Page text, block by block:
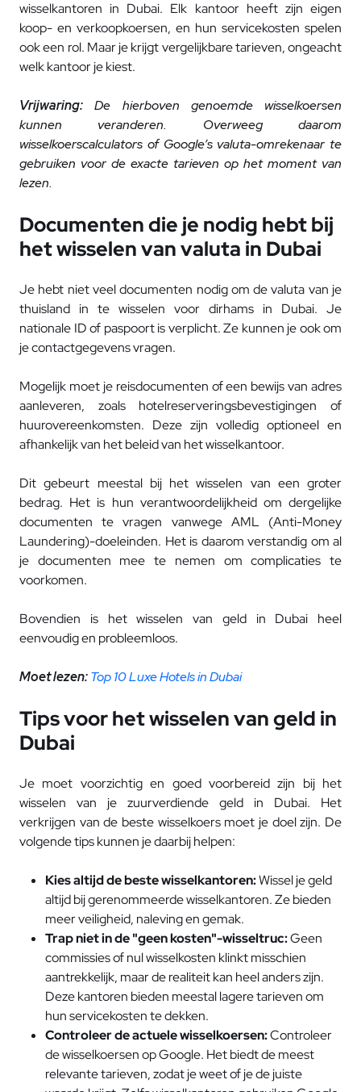
wisselkantoren in Dubai. Elk kantoor heeft zijn eigen
koop- en verkoopkoersen, en hun servicekosten spelen
ook een rol. Maar je krijgt vergelijkbare tarieven, ongeacht
welk kantoor je kiest.
Vrijwaring: De hierboven genoemde wisselkoersen
kunnen veranderen. Overweeg daarom
wisselkoerscalculators of Google’s valuta-omrekenaar te
gebruiken voor de exacte tarieven op het moment van
lezen.
Documenten die je nodig hebt bij
het wisselen van valuta in Dubai
Je hebt niet veel documenten nodig om de valuta van je
thuisland in te wisselen voor dirhams in Dubai. Je
nationale ID of paspoort is verplicht. Ze kunnen je ook om
je contactgegevens vragen.
Mogelijk moet je reisdocumenten of een bewijs van adres
aanleveren, zoals hotelreserveringsbevestigingen of
huurovereenkomsten. Deze zijn volledig optioneel en
afhankelijk van het beleid van het wisselkantoor.
Dit gebeurt meestal bij het wisselen van een groter
bedrag. Het is hun verantwoordelijkheid om dergelijke
documenten te vragen vanwege AML (Anti-Money
Laundering)-doeleinden. Het is daarom verstandig om al
je documenten mee te nemen om complicaties te
voorkomen.
Bovendien is het wisselen van geld in Dubai heel
eenvoudig en probleemloos.
Moet lezen:Top 10 Luxe Hotels in Dubai
Tips voor het wisselen van geld in
Dubai
Je moet voorzichtig en goed voorbereid zijn bij het
wisselen van je zuurverdiende geld in Dubai. Het
verkrijgen van de beste wisselkoers moet je doel zijn. De
volgende tips kunnen je daarbij helpen:
Kies altijd de beste wisselkantoren:Wissel je geld
altijd bij gerenommeerde wisselkantoren. Ze bieden
meer veiligheid, naleving en gemak.
Trap niet in de "geen kosten"-wisseltruc:Geen
commissies of nul wisselkosten klinkt misschien
aantrekkelijk, maar de realiteit kan heel anders zijn.
Deze kantoren bieden meestal lagere tarieven om
hun servicekosten te dekken.
Controleer de actuele wisselkoersen:Controleer
de wisselkoersen op Google. Het biedt de meest
relevante tarieven, zodat je weet of je de juiste